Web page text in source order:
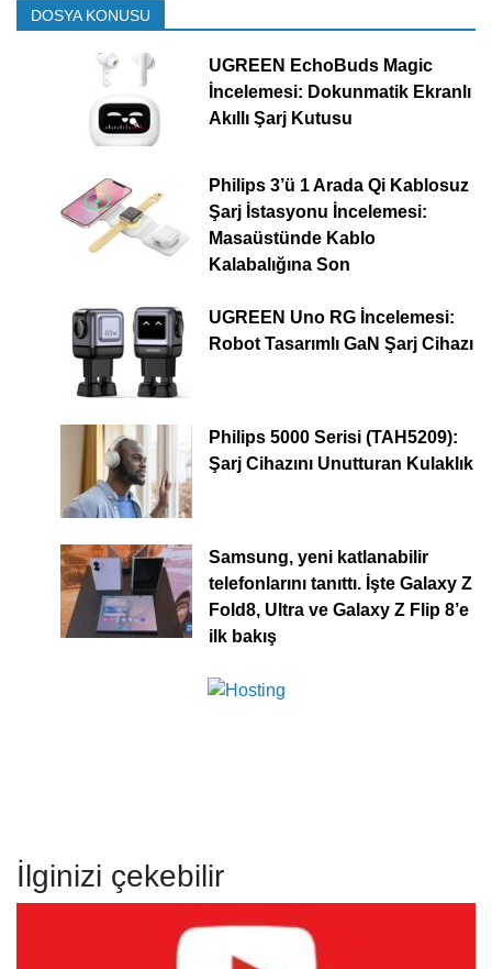
DOSYA KONUSU
UGREEN EchoBuds Magic
İncelemesi: Dokunmatik Ekranlı
Akıllı Şarj Kutusu
Philips 3’ü 1 Arada Qi Kablosuz
Şarj İstasyonu İncelemesi:
Masaüstünde Kablo
Kalabalığına Son
UGREEN Uno RG İncelemesi:
Robot Tasarımlı GaN Şarj Cihazı
Philips 5000 Serisi (TAH5209):
Şarj Cihazını Unutturan Kulaklık
Samsung, yeni katlanabilir
telefonlarını tanıttı. İşte Galaxy Z
Fold8, Ultra ve Galaxy Z Flip 8’e
ilk bakış
İlginizi çekebilir